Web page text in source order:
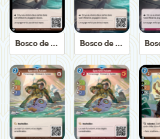
Bosco de Trirème Bosco de Trirème